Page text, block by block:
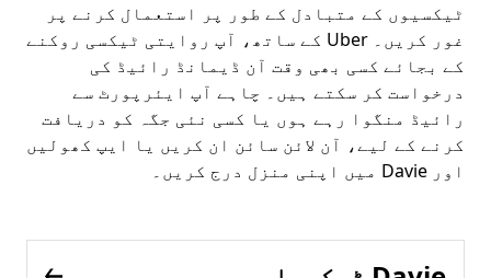
ٹیکسیوں کے متبادل کے طور پر استعمال کرنے پر
غور کریں۔ Uber کے ساتھ، آپ روایتی ٹیکسی روکنے
کے بجائے کسی بھی وقت آن ڈیمانڈ رائیڈ کی
درخواست کر سکتے ہیں۔ چاہے آپ ایئرپورٹ سے
رائیڈ منگوا رہے ہوں یا کسی نئی جگہ کو دریافت
کرنے کے لیے، آن لائن سائن ان کریں یا ایپ کھولیں
اور Davie میں اپنی منزل درج کریں۔